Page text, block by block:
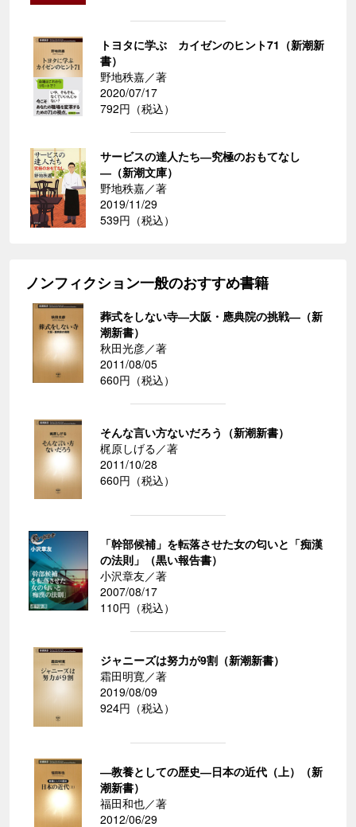
トヨタに学ぶ カイゼンのヒント71（新潮新
書）
野地秩嘉／著
2020/07/17
792円（税込）
サービスの達人たち―究極のおもてなし
―（新潮文庫）
野地秩嘉／著
2019/11/29
539円（税込）
ノンフィクション一般のおすすめ書籍
葬式をしない寺―大阪・應典院の挑戦―（新
潮新書）
秋田光彦／著
2011/08/05
660円（税込）
そんな言い方ないだろう（新潮新書）
梶原しげる／著
2011/10/28
660円（税込）
「幹部候補」を転落させた女の匂いと「痴漢
の法則」（黒い報告書）
小沢章友／著
2007/08/17
110円（税込）
ジャニーズは努力が9割（新潮新書）
霜田明寛／著
2019/08/09
924円（税込）
―教養としての歴史―日本の近代（上）（新
潮新書）
福田和也／著
2012/06/29